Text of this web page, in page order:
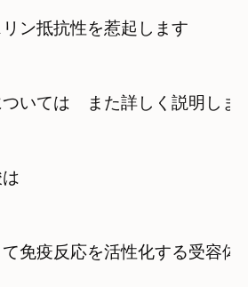
ン抵抗性を惹起します
いては　また詳しく説明しま
免疫反応を活性化する受容体